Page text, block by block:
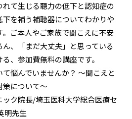
て生じる聴力の低下と認知症の
を補う補聴器についてわかりや
ご本人やご家族で聞こえに不安
、「まだ大丈夫」と思っている
、参加費無料の講座です。
て悩んでいませんか？ ～聞こえと
策について～
ック院長/埼玉医科大学総合医療セ
明先生